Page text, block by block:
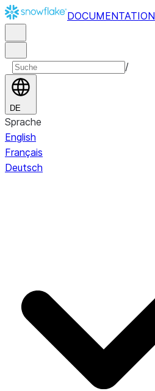
DOCUMENTATION
/
DE
Sprache
English
Français
Deutsch